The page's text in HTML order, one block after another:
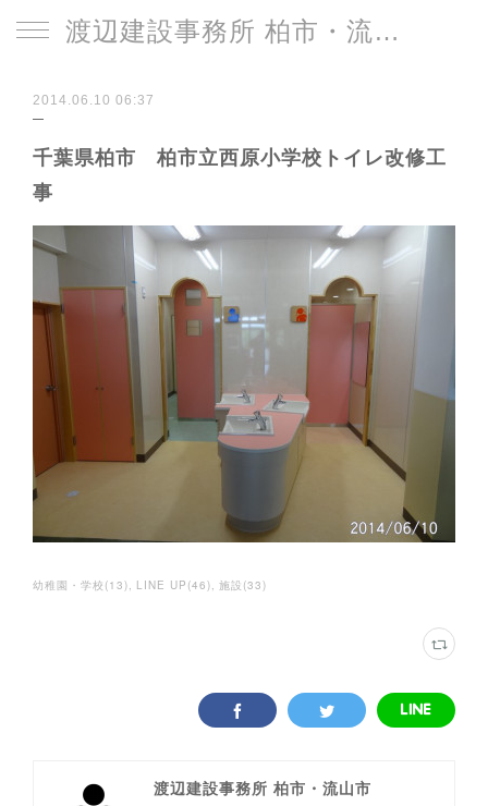
渡辺建設事務所 柏市・流山市
2014.06.10 06:37
千葉県柏市 柏市立西原小学校トイレ改修工
事
幼稚園・学校 (13) LINE UP (46) 施設 (33)
渡辺建設事務所 柏市・流山市